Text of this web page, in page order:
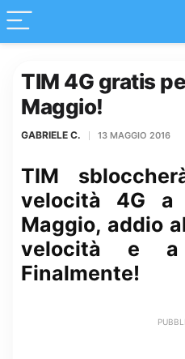
TIM 4G gratis
Maggio!
GABRIELE C. 13 MAGGIO 2016
TIM
velocità 4G a
Maggio, addio
velocità e a
Finalmente!